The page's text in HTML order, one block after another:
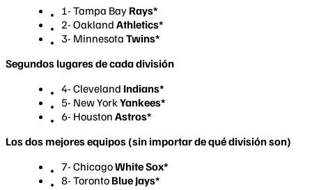
1- Tampa Bay Rays*
2- Oakland Athletics*
3- Minnesota Twins*
Segundos lugares de cada división
4- Cleveland Indians*
5- New YorkYankees*
6- Houston Astros*
Los dos mejores equipos (sin importar de qué división son)
​7- ChicagoWhite Sox*
8- Toronto Blue Jays*